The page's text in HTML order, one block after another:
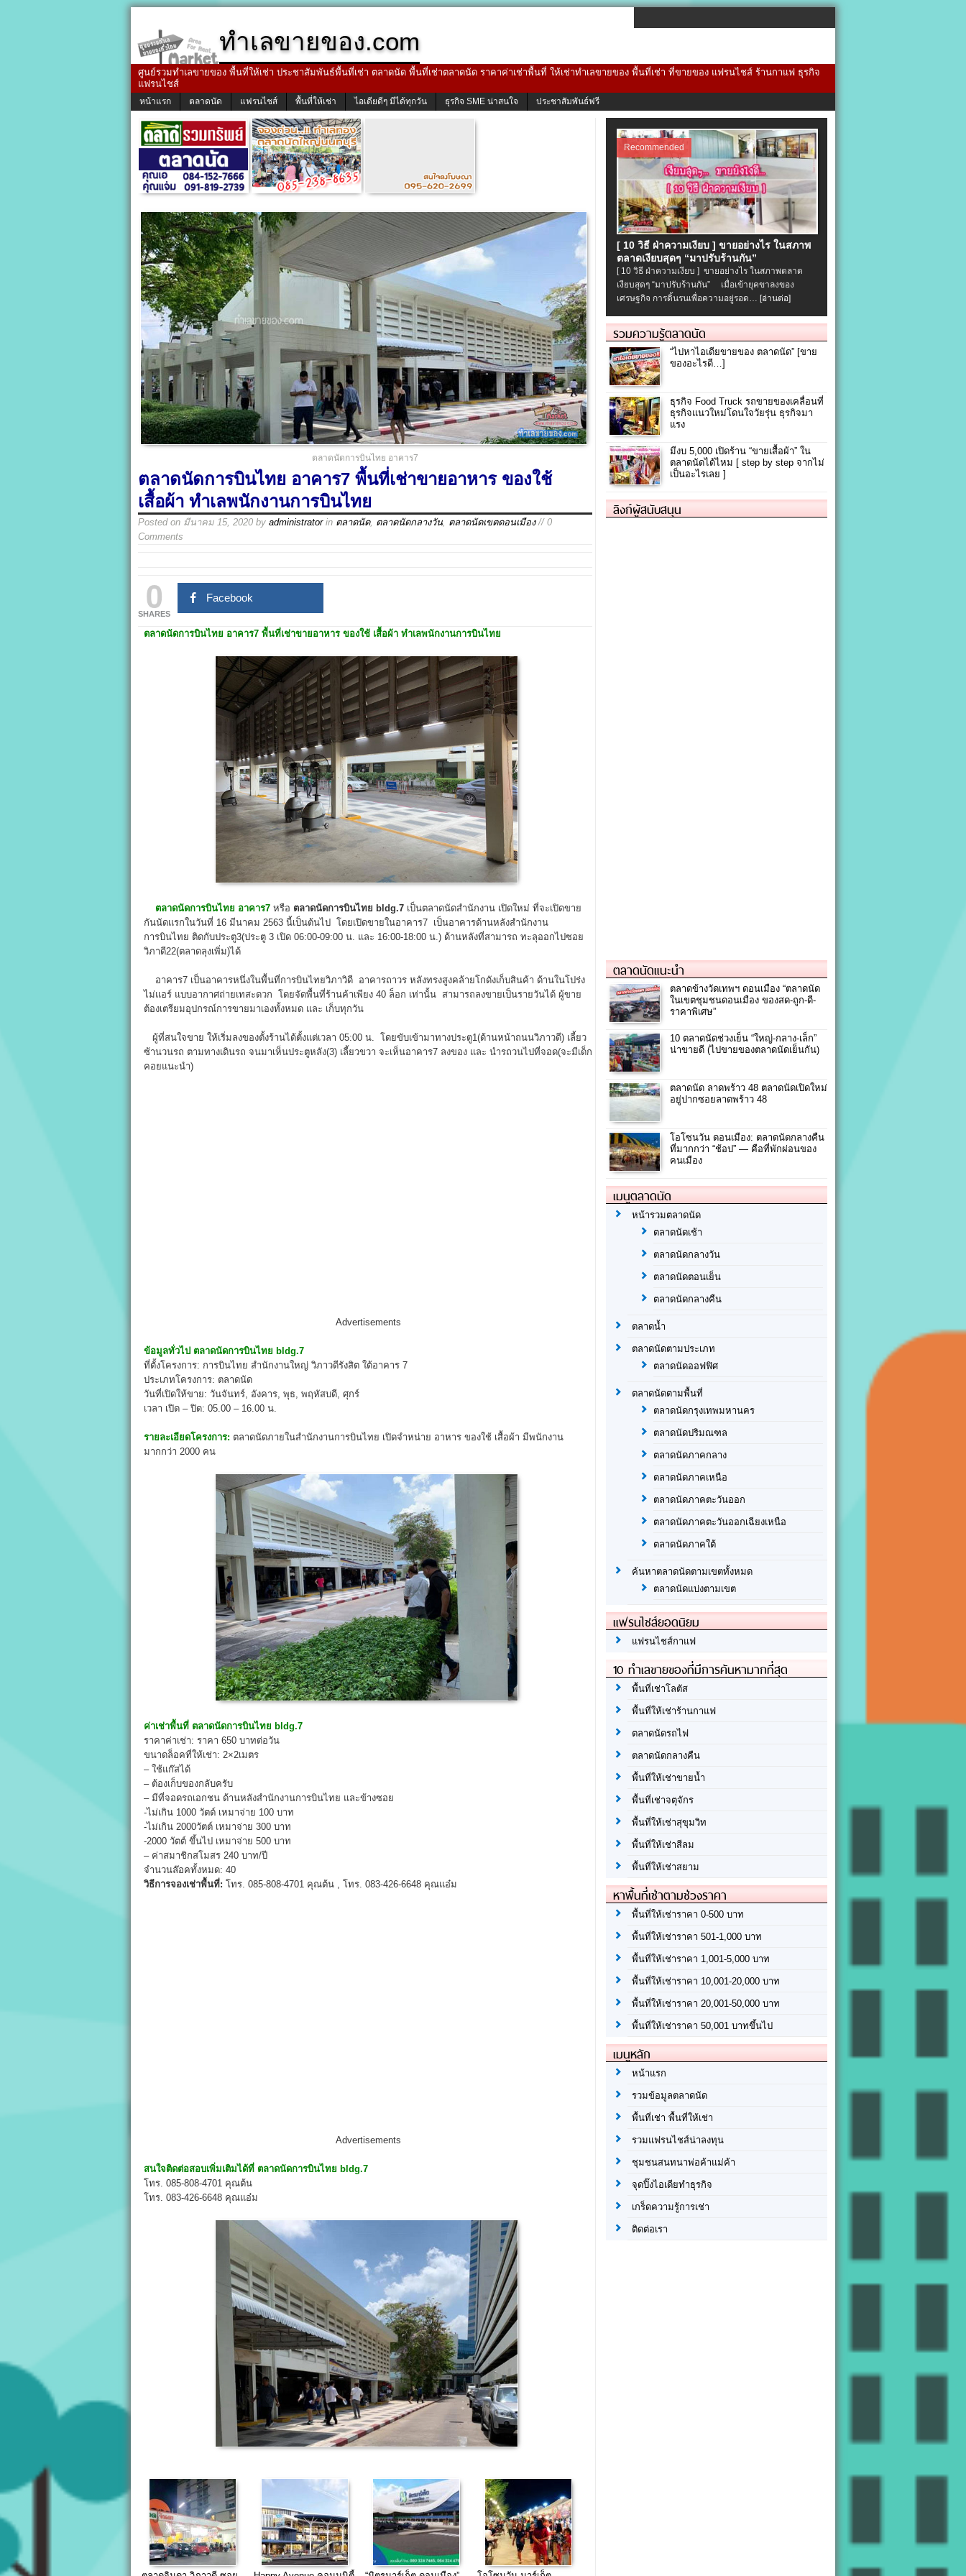
ทำเลขายของ.com
ศูนย์รวมทำเลขายของ พื้นที่ให้เช่า ประชาสัมพันธ์พื้นที่เช่า ตลาดนัด พื้นที่เช่าตลาดนัด ราคาค่าเช่าพื้นที่ ให้เช่าทำเลขายของ พื้นที่เช่า ที่ขายของ แฟรนไชส์ ร้านกาแฟ ธุรกิจ
แฟรนไชส์
หน้าแรก ตลาดนัด แฟรนไชส์ พื้นที่ให้เช่า ไอเดียดีๆ มีได้ทุกวัน ธุรกิจ SME น่าสนใจ ประชาสัมพันธ์ฟรี
ตลาดนัดการบินไทย อาคาร7
ตลาดนัดการบินไทย อาคาร7 พื้นที่เช่าขายอาหาร ของใช้
เสื้อผ้า ทำเลพนักงานการบินไทย
Posted on มีนาคม 15, 2020 by administratorin ตลาดนัด, ตลาดนัดกลางวัน ตลาดนัดเขตดอนเมือง// 0
Comments
0
SHARES
Facebook
ตลาดนัดการบินไทย อาคาร7 พื้นที่เช่าขายอาหาร ของใช้ เสื้อผ้า ทำเลพนักงานการบินไทย
ตลาดนัดการบินไทย อาคาร7 หรือ ตลาดนัดการบินไทย bldg.7 เป็นตลาดนัดสำนักงาน เปิดใหม่ ที่จะเปิดขาย
กันนัดแรกในวันที่ 16 มีนาคม 2563 นี้เป็นต้นไป โดยเปิดขายในอาคาร7 เป็นอาคารด้านหลังสำนักงาน
การบินไทย ติดกับประตู3(ประตู 3 เปิด 06:00-09:00 น. และ 16:00-18:00 น.) ด้านหลังที่สามารถ ทะลุออกไปซอย
วิภาดี22(ตลาดลุงเพิ่ม)ได้
อาคาร7 เป็นอาคารหนึ่งในพื้นที่การบินไทยวิภาวิดี อาคารถาวร หลังทรงสูงคล้ายโกดังเก็บสินค้า ด้านในโปร่ง
ไม่แอร์ แบบอากาศถ่ายเทสะดวก โดยจัดพื้นที่ร้านค้าเพียง 40 ล็อก เท่านั้น สามารถลงขายเป็นรายวันได้ ผู้ขาย
ต้องเตรียมอุปกรณ์การขายมาเองทั้งหมด และ เก็บทุกวัน
ผู้ที่สนใจขาย ให้เริ่มลงของตั้งร้านได้ตั้งแต่เวลา 05:00 น. โดยขับเข้ามาทางประตู1(ด้านหน้าถนนวิภาวดี) เลี้ยว
ซ้านวนรถ ตามทางเดินรถ จนมาเห็นประตูหลัง(3) เลี้ยวขวา จะเห็นอาคาร7 ลงของ และ นำรถวนไปที่จอด(จะมีเด็ก
คอยแนะนำ)
Advertisements
ข้อมูลทั่วไป ตลาดนัดการบินไทย bldg.7
ที่ตั้งโครงการ: การบินไทย สำนักงานใหญ่ วิภาวดีรังสิต ใต้อาคาร 7
ประเภทโครงการ: ตลาดนัด
วันที่เปิดให้ขาย: วันจันทร์, อังคาร, พุธ, พฤหัสบดี, ศุกร์
เวลา เปิด – ปิด: 05.00 – 16.00 น.
รายละเอียดโครงการ: ตลาดนัดภายในสำนักงานการบินไทย เปิดจำหน่าย อาหาร ของใช้ เสื้อผ้า มีพนักงาน
มากกว่า 2000 คน
ค่าเช่าพื้นที่ ตลาดนัดการบินไทย bldg.7
ราคาค่าเช่า: ราคา 650 บาทต่อวัน
ขนาดล็อคที่ให้เช่า: 2×2เมตร
– ใช้แก๊สได้
– ต้องเก็บของกลับครับ
– มีที่จอดรถเอกชน ด้านหลังสำนักงานการบินไทย และข้างซอย
-ไม่เกิน 1000 วัตต์ เหมาจ่าย 100 บาท
-ไม่เกิน 2000วัตต์ เหมาจ่าย 300 บาท
-2000 วัตต์ ขึ้นไป เหมาจ่าย 500 บาท
– ค่าสมาชิกสโมสร 240 บาท/ปี
จำนวนล๊อคทั้งหมด: 40
วิธีการจองเช่าพื้นที่: โทร. 085-808-4701 คุณต้น , โทร. 083-426-6648 คุณแอ๋ม
Advertisements
สนใจติดต่อสอบเพิ่มเติมได้ที่ ตลาดนัดการบินไทย bldg.7
โทร. 085-808-4701 คุณต้น
โทร. 083-426-6648 คุณแอ๋ม
Recommended
[ 10 วิธี ฝ่าความเงียบ ] ขายอย่างไร ในสภาพ
ตลาดเงียบสุดๆ “มาปรับร้านกัน”
[ 10 วิธี ฝ่าความเงียบ ] ขายอย่างไร ในสภาพตลาด
เงียบสุดๆ “มาปรับร้านกัน” เมื่อเข้ายุคขาลงของ
เศรษฐกิจ การดิ้นรนเพื่อความอยู่รอด… [อ่านต่อ]
รวมความรู้ตลาดนัด
“ไปหาไอเดียขายของ ตลาดนัด” [ขาย
ของอะไรดี…]
ธุรกิจ Food Truck รถขายของเคลื่อนที่
ธุรกิจแนวใหม่โดนใจวัยรุ่น ธุรกิจมา
แรง
มีงบ 5,000 เปิดร้าน “ขายเสื้อผ้า” ใน
ตลาดนัดได้ไหม [ step by step จากไม่
เป็นอะไรเลย ]
ลิงก์ผู้สนับสนุน
ตลาดนัดแนะนำ
ตลาดข้างวัดเทพฯ ดอนเมือง “ตลาดนัด
ในเขตชุมชนดอนเมือง ของสด-ถูก-ดี-
ราคาพิเศษ”
10 ตลาดนัดช่วงเย็น “ใหญ่-กลาง-เล็ก”
น่าขายดี (ไปขายของตลาดนัดเย็นกัน)
ตลาดนัด ลาดพร้าว 48 ตลาดนัดเปิดใหม่
อยู่ปากซอยลาดพร้าว 48
โอโซนวัน ดอนเมือง: ตลาดนัดกลางคืน
ที่มากกว่า “ช้อป” — คือที่พักผ่อนของ
คนเมือง
เมนูตลาดนัด
หน้ารวมตลาดนัด
ตลาดนัดเช้า
ตลาดนัดกลางวัน
ตลาดนัดตอนเย็น
ตลาดนัดกลางคืน
ตลาดน้ำ
ตลาดนัดตามประเภท
ตลาดนัดออฟฟิศ
ตลาดนัดตามพื้นที่
ตลาดนัดกรุงเทพมหานคร
ตลาดนัดปริมณฑล
ตลาดนัดภาคกลาง
ตลาดนัดภาคเหนือ
ตลาดนัดภาคตะวันออก
ตลาดนัดภาคตะวันออกเฉียงเหนือ
ตลาดนัดภาคใต้
ค้นหาตลาดนัดตามเขตทั้งหมด
ตลาดนัดแบ่งตามเขต
แฟรนไชส์ยอดนิยม
แฟรนไชส์กาแฟ
10 ทำเลขายของที่มีการค้นหามากที่สุด
พื้นที่เช่าโลตัส
พื้นที่ให้เช่าร้านกาแฟ
ตลาดนัดรถไฟ
ตลาดนัดกลางคืน
พื้นที่ให้เช่าขายน้ำ
พื้นที่เช่าจตุจักร
พื้นที่ให้เช่าสุขุมวิท
พื้นที่ให้เช่าสีลม
พื้นที่ให้เช่าสยาม
หาพื้นที่เช่าตามช่วงราคา
พื้นที่ให้เช่าราคา 0-500 บาท
พื้นที่ให้เช่าราคา 501-1,000 บาท
พื้นที่ให้เช่าราคา 1,001-5,000 บาท
พื้นที่ให้เช่าราคา 10,001-20,000 บาท
พื้นที่ให้เช่าราคา 20,001-50,000 บาท
พื้นที่ให้เช่าราคา 50,001 บาทขึ้นไป
เมนูหลัก
หน้าแรก
รวมข้อมูลตลาดนัด
พื้นที่เช่า พื้นที่ให้เช่า
รวมแฟรนไชส์น่าลงทุน
ชุมชนสนทนาพ่อค้าแม่ค้า
จุดปิ๊งไอเดียทำธุรกิจ
เกร็ดความรู้การเช่า
ติดต่อเรา